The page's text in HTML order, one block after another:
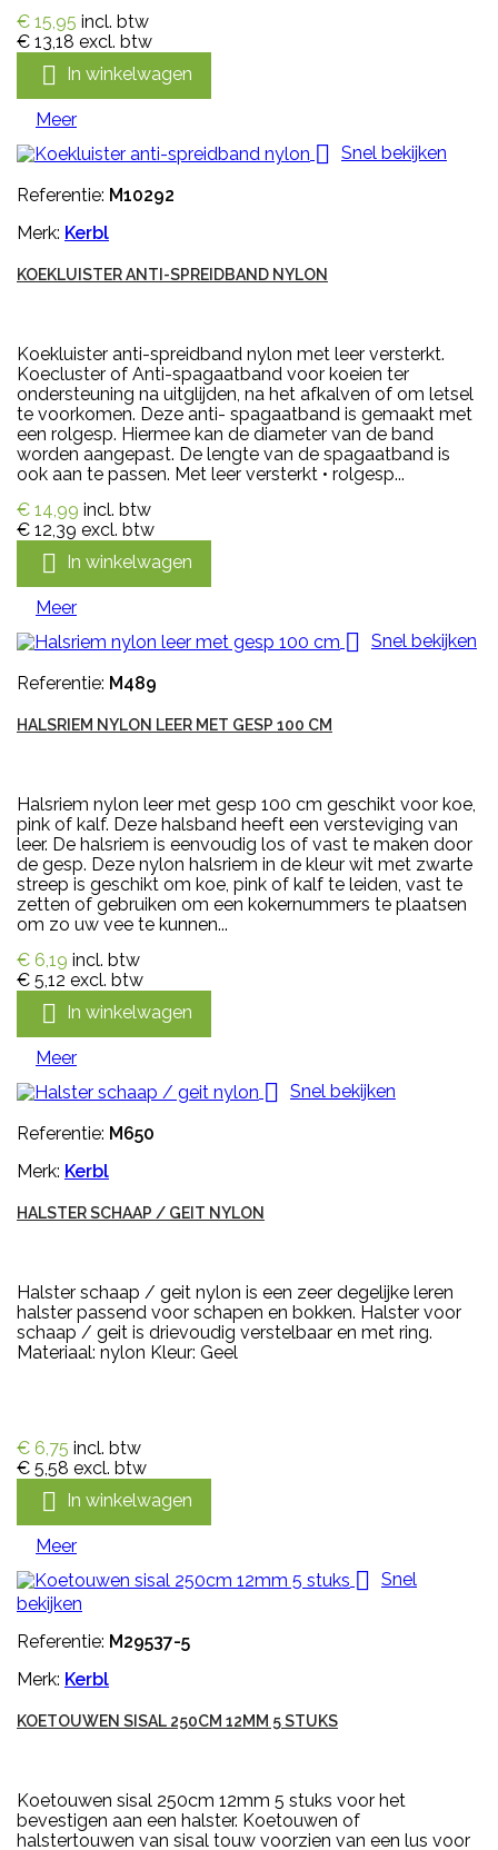
€ 15,95 incl. btw
€ 13,18 excl. btw
 In winkelwagen
Meer
 Snel bekijken
Referentie: M10292
Merk: Kerbl
KOEKLUISTER ANTI-SPREIDBAND NYLON
Koekluister anti-spreidband nylon met leer versterkt.
Koecluster of Anti-spagaatband voor koeien ter
ondersteuning na uitglijden, na het afkalven of om letsel
te voorkomen. Deze anti- spagaatband is gemaakt met
een rolgesp. Hiermee kan de diameter van de band
worden aangepast. De lengte van de spagaatband is
ook aan te passen. Met leer versterkt • rolgesp...
€ 14,99 incl. btw
€ 12,39 excl. btw
 In winkelwagen
Meer
 Snel bekijken
Referentie: M489
HALSRIEM NYLON LEER MET GESP 100 CM
Halsriem nylon leer met gesp 100 cm geschikt voor koe,
pink of kalf. Deze halsband heeft een versteviging van
leer. De halsriem is eenvoudig los of vast te maken door
de gesp. Deze nylon halsriem in de kleur wit met zwarte
streep is geschikt om koe, pink of kalf te leiden, vast te
zetten of gebruiken om een kokernummers te plaatsen
om zo uw vee te kunnen...
€ 6,19 incl. btw
€ 5,12 excl. btw
 In winkelwagen
Meer
 Snel bekijken
Referentie: M650
Merk: Kerbl
HALSTER SCHAAP / GEIT NYLON
Halster schaap / geit nylon is een zeer degelijke leren
halster passend voor schapen en bokken. Halster voor
schaap / geit is drievoudig verstelbaar en met ring.
Materiaal: nylon Kleur: Geel
€ 6,75 incl. btw
€ 5,58 excl. btw
 In winkelwagen
Meer
 Snel
bekijken
Referentie: M29537-5
Merk: Kerbl
KOETOUWEN SISAL 250CM 12MM 5 STUKS
Koetouwen sisal 250cm 12mm 5 stuks voor het
bevestigen aan een halster. Koetouwen of
halstertouwen van sisal touw voorzien van een lus voor